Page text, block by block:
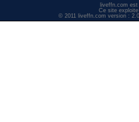
liveffn.com
Ce site
© 2011 liveffn.com version :